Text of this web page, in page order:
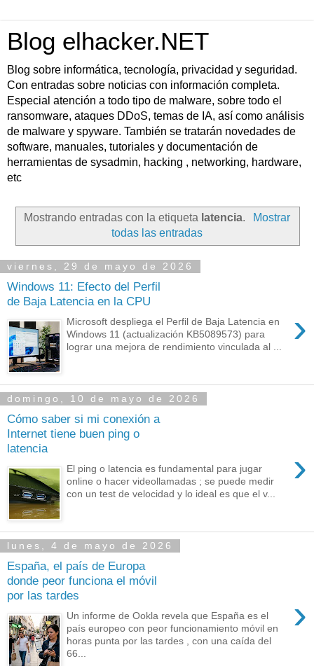
Blog elhacker.NET
Blog sobre informática, tecnología, privacidad y seguridad.
Con entradas sobre noticias con información completa.
Especial atención a todo tipo de malware, sobre todo el
ransomware, ataques DDoS, temas de IA, así como análisis
de malware y spyware. También se tratarán novedades de
software, manuales, tutoriales y documentación de
herramientas de sysadmin, hacking , networking, hardware,
etc
Mostrando entradas con la etiqueta latencia.
Mostrar
todas las entradas
viernes, 29 de mayo de 2026
Windows 11: Efecto del Perfil
de Baja Latencia en la CPU
›
Microsoft despliega el Perfil de Baja Latencia en
Windows 11 (actualización KB5089573) para
lograr una mejora de rendimiento vinculada al ...
domingo, 10 de mayo de 2026
Cómo saber si mi conexión a
Internet tiene buen ping o
latencia
›
El ping o latencia es fundamental para jugar
online o hacer videollamadas ; se puede medir
con un test de velocidad y lo ideal es que el v...
lunes, 4 de mayo de 2026
España, el país de Europa
donde peor funciona el móvil
por las tardes
›
Un informe de Ookla revela que España es el
país europeo con peor funcionamiento móvil en
horas punta por las tardes , con una caída del
66...